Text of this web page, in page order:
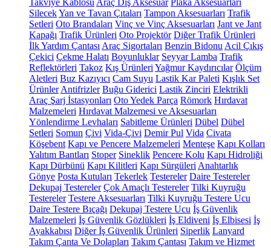
Takviye Kablosu Araç Dış Aksesuar Plaka Aksesuarları
SilecekYan ve Tavan Çıtaları Tampon Aksesuarları Trafik
Setleri Oto Brandaları Vinç ve Vinç Aksesuarları Jant ve Jant
Kapağı Trafik Ürünleri Oto Projektör Diğer Trafik Ürünleri
İlk Yardım Çantası Araç Sigortaları Benzin Bidonu Acil Çıkış
Çekici Çekme Halatı Boyunluklar Seyyar Lamba Trafik
Reflektörleri Takoz Kış Ürünleri Yağmur Kaydırıcılar Ölçüm
Aletleri Buz Kazıyıcı Cam Suyu Lastik Kar Paleti Kışlık Set
Ürünler Antifrizler Buğu Giderici Lastik Zinciri Elektrikli
Araç Şarj İstasyonları Oto Yedek Parça Römork Hırdavat
Malzemeleri Hırdavat Malzemesi ve Aksesuarları
Yönlendirme Levhaları Sabitleme Ürünleri Dübel Dübel
Setleri Somun Çivi Vida-Çivi Demir Pul Vida Civata
Köşebent Kapı ve Pencere Malzemeleri Menteşe Kapı Kolları
Yalıtım Bantları Stoper Sineklik Pencere Kolu Kapı Hidroliği
Kapı Dürbünü Kapı Kilitleri Kapı Sürgüleri Anahtarlık
Gönye Posta Kutuları Tekerlek Testereler Daire Testereler
Dekupaj Testereler Çok Amaçlı Testereler Tilki Kuyruğu
Testereler Testere Aksesuarları Tilki Kuyruğu Testere Ucu
Daire Testere Bıçağı Dekupaj Testere Ucu İş Güvenlik
Malzemeleri İş Güvenlik Gözlükleri İş Eldiveni İş Elbisesi İş
Ayakkabısı Diğer İş Güvenlik Ürünleri Siperlik Lanyard
Takım Çanta Ve Dolapları Takım Çantası Takım ve Hizmet